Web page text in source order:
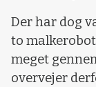
Der har dog
to
meget
overvejer